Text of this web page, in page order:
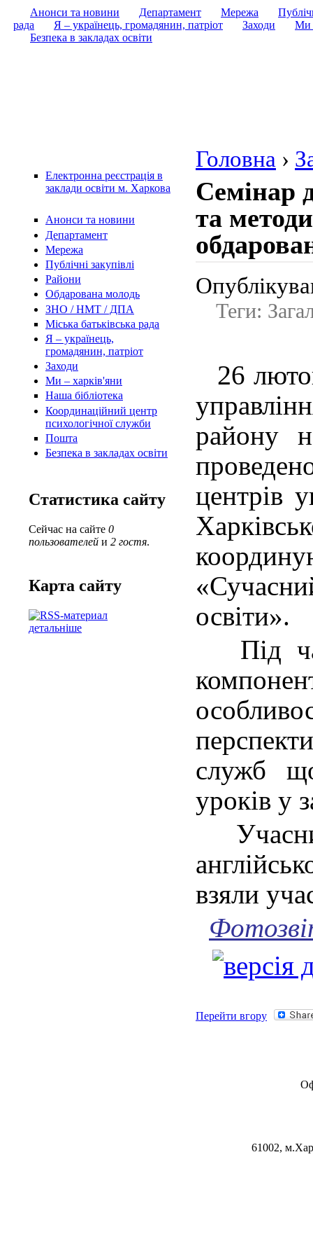
Анонси та новини Департамент Мережа
рада
Я – українець, громадянин, патріот Заходи
Ми
Безпека в закладах освіти
Електронна реєстрація в
заклади освіти м. Харкова
Анонси та новини
Департамент
Мережа
Публічні закупівлі
Райони
Обдарована молодь
ЗНО / НМТ / ДПА
Міська батьківська рада
Я – українець,
громадянин, патріот
Заходи
Ми – харків'яни
Наша бібліотека
Координаційний центр
психологічної служби
Пошта
Безпека в закладах освіти
Статистика сайту
Сейчас на сайте 0
пользователей и 2 гостя.
Карта сайту
детальніше
Головна ›
Семінар
та
Теги:
26
району
центрів
освіти».
Під
служб
уроків у
взяли
Перейти вгору
61002,